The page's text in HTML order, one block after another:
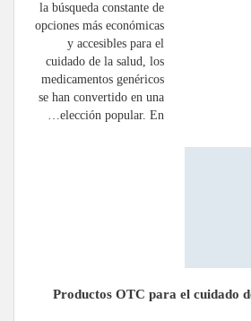
la búsqueda constante de
opciones más económicas
y accesibles para el
cuidado de la salud, los
medicamentos genéricos
se han convertido en una
elección popular. En…
Productos OTC para el cuidado